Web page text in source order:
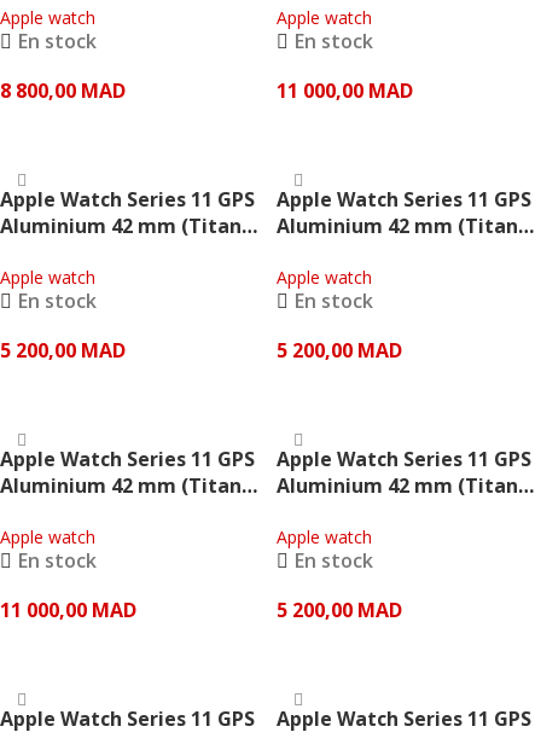
– Apple
Apple watch
En stock
8 800,00 MAD
doré) – Apple
Apple watch
En stock
11 000,00 MAD
Apple Watch Series 11 GPS
Aluminium 42 mm (Titane
pâle) – Apple
Apple watch
En stock
5 200,00 MAD
Apple Watch Series 11 GPS
Aluminium 42 mm (Titane
noir) – Apple
Apple watch
En stock
5 200,00 MAD
Apple Watch Series 11 GPS
Aluminium 42 mm (Titane
naturel) – Apple
Apple watch
En stock
11 000,00 MAD
Apple Watch Series 11 GPS
Aluminium 42 mm (Titane
pierre) – Apple
Apple watch
En stock
5 200,00 MAD
Apple Watch Series 11 GPS
Apple Watch Series 11 GPS